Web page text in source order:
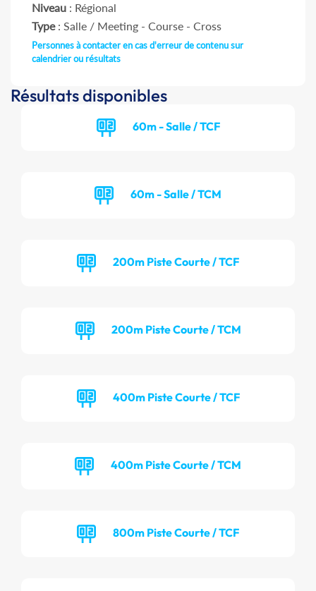
Niveau : Régional
Type: Salle / Meeting - Course - Cross
Personnes à contacter en cas d'erreur de contenu sur
calendrier ou résultats
Résultats disponibles
60m - Salle / TCF
60m - Salle / TCM
200m Piste Courte / TCF
200m Piste Courte / TCM
400m Piste Courte / TCF
400m Piste Courte / TCM
800m Piste Courte / TCF